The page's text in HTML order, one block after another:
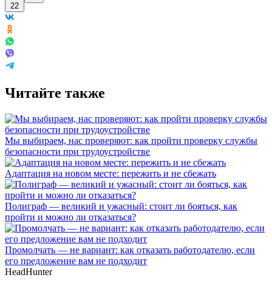
22
Читайте также
Мы выбираем, нас проверяют: как пройти проверку службы
безопасности при трудоустройстве
Адаптация на новом месте: пережить и не сбежать
Полиграф — великий и ужасный: стоит ли бояться, как
пройти и можно ли отказаться?
Промолчать — не вариант: как отказать работодателю, если
его предложение вам не подходит
HeadHunter